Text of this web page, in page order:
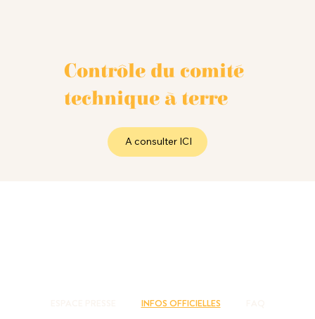
Contrôle du comité
technique à terre
A consulter ICI
INFOS OFFICIELLES